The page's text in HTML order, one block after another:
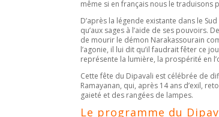
même si en français nous le traduisons
D’après la légende existante dans le
qu’aux sages à l’aide de ses pouvoirs.
de mourir le démon Narakassourain
l’agonie, il lui dit qu’il faudrait fêter ce
représente la lumière, la prospérité en
Cette fête du Dipavali est célébrée de
Ramayanan, qui, après 14 ans d’exil,
gaieté et des rangées de lampes.
Le programme du